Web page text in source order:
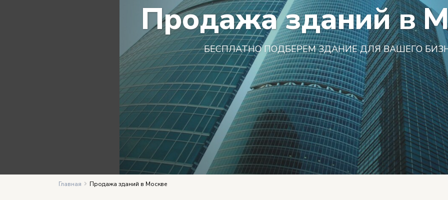
Продажа зданий в
БЕСПЛАТНО ПОДБЕРЕМ ЗДАНИЕ ДЛЯ ВАШЕГО
Главная Продажа зданий в Москве